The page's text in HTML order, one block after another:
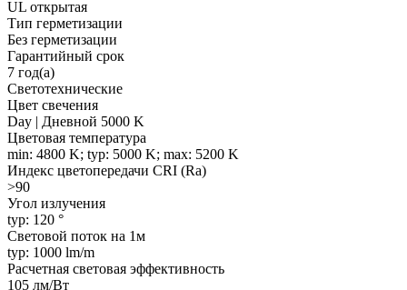
UL открытая
Тип герметизации
Без герметизации
Гарантийный срок
7 год(а)
Светотехнические
Цвет свечения
Day | Дневной 5000 K
Цветовая температура
min: 4800 K; typ: 5000 K; max: 5200 K
Индекс цветопередачи CRI (Ra)
>90
Угол излучения
typ: 120 °
Световой поток на 1м
typ: 1000 lm/m
Расчетная световая эффективность
105 лм/Вт